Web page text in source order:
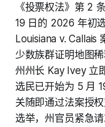
《投票权法》第 2
19 日的 2026 年初
Louisiana v. Callais
少数族群证明地图
州州长 Kay Ivey
选民已开始为 5 月
关随即通过法案授
选举，州官员紧急